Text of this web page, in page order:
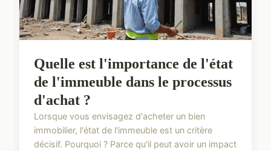
Quelle est l'importance de l'état
de l'immeuble dans le processus
d'achat ?
Lorsque vous envisagez d'acheter un bien
immobilier, l'état de l'immeuble est un critère
décisif. Pourquoi ? Parce qu'il peut avoir un impact